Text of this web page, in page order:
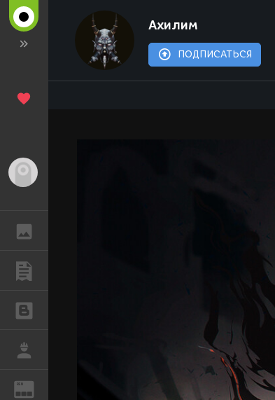
REN
Ахилим
ПОДПИСАТЬСЯ